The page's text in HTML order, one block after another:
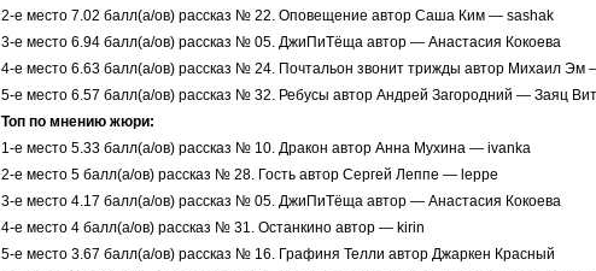
2-е место 7.02 балл(а/ов) рассказ № 22. Оповещение автор Саша Ким — sashak
3-е место 6.94 балл(а/ов) рассказ № 05. ДжиПиTёща автор — Анастасия Кокоева
4-е место 6.63 балл(а/ов) рассказ № 24. Почтальон звонит трижды автор Михаил Эм
5-е место 6.57 балл(а/ов) рассказ № 32. Ребусы автор Андрей Загородний — Заяц
Топ по мнению жюри:
1-е место 5.33 балл(а/ов) рассказ № 10. Дракон автор Анна Мухина — ivanka
2-е место 5 балл(а/ов) рассказ № 28. Гость автор Сергей Леппе — leppe
3-е место 4.17 балл(а/ов) рассказ № 05. ДжиПиTёща автор — Анастасия Кокоева
4-е место 4 балл(а/ов) рассказ № 31. Останкино автор — kirin
5-е место 3.67 балл(а/ов) рассказ № 16. Графиня Телли автор Джаркен Красный